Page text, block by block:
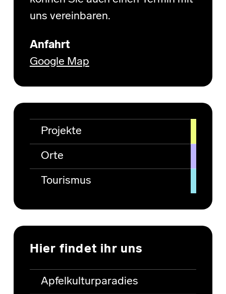
uns vereinbaren.
Anfahrt
Google Map
Projekte
Orte
Tourismus
Hier findet ihr uns
Apfelkulturparadies